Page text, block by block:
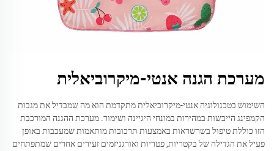
מערכת הגנה אנטי-מיקרוביאלית
השימוש בטכנולוגיה אנטי-מיקרוביאלית מתקדמת הוא מה שמבדיל את מגבות
הקמפינג הייבשות במהירות במונחי היגיינה ושימור. מערכת ההגנה המורכבת
הזו כוללת טיפול בשרשראות באמצעות תרכובות מותאמות שמעכבות באופן
פעיל את הגדילה של בקטריות, פטריות ואורגניזמים זעירים אחרים שמתפתחים